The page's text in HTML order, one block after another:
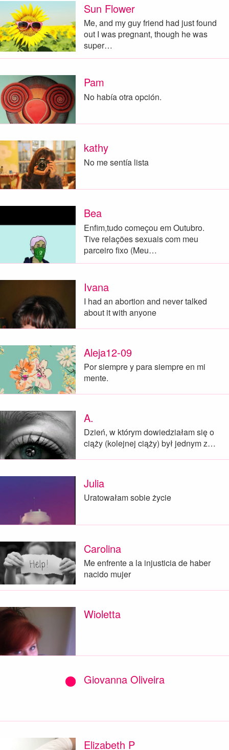
Sun Flower
Me, and my guy friend had just found
out I was pregnant, though he was
super…
Pam
No había otra opción.
kathy
No me sentía lista
Bea
Enfim,tudo começou em Outubro.
Tive relações sexuais com meu
parceiro fixo (Meu…
Ivana
I had an abortion and never talked
about it with anyone
Aleja12-09
Por siempre y para siempre en mi
mente.
A.
Dzień, w którym dowiedziałam się o
ciąży (kolejnej ciąży) był jednym z…
Julia
Uratowałam sobie życie
Carolina
Me enfrente a la injusticia de haber
nacido mujer
Wioletta
Giovanna Oliveira
Elizabeth P